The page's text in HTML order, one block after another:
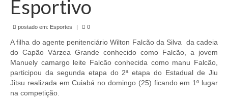
Estatuto do Sindsppen
Tabela Salarial do Sistema Penitenciário
Serviços prestados pelo Sindicato dos
Servidores Penitenciários de Mato Grosso
Esportivo
postado em: Esportes | 0
A filha do agente penitenciário Wilton Falcão da Silva da cadeia
do Capão Várzea Grande conhecido como Falcão, a jovem
Manuely camargo leite Falcão conhecida como manu Falcão,
participou da segunda etapa do 2ª etapa do Estadual de Jiu
Jitsu realizada em Cuiabá no domingo (25) ficando em 1º lugar
na competição.